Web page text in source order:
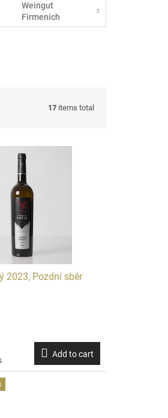
Weingut
Firmenich
17 items total
2023, Pozdní sběr
Add to cart